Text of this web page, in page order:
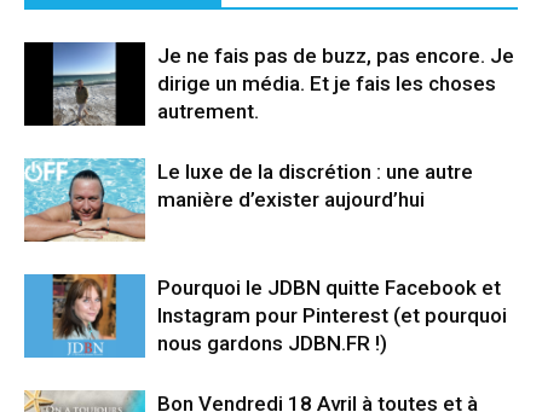
Je ne fais pas de buzz, pas encore. Je
dirige un média. Et je fais les choses
autrement.
Le luxe de la discrétion : une autre
manière d’exister aujourd’hui
Pourquoi le JDBN quitte Facebook et
Instagram pour Pinterest (et pourquoi
nous gardons JDBN.FR !)
Bon Vendredi 18 Avril à toutes et à